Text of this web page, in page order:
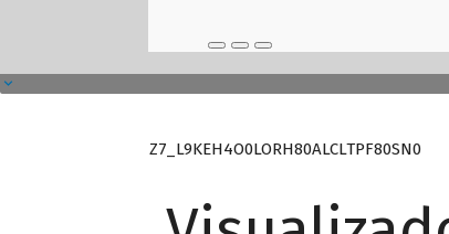
Z7_L9KEH4O0LORH80ALCLTPF80SN0